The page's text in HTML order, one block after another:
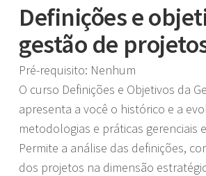
Definições e
gestão de
Pré-requisito: Nenhum
O curso Definições e Objetivos da
apresenta a você o histórico e a
metodologias e práticas gerenciais
Permite a análise das definições,
dos projetos na dimensão